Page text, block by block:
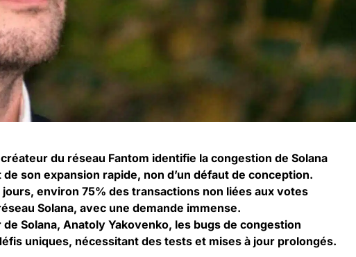
du réseau Fantom identifie la congestion de Solana
son expansion rapide, non d’un défaut de conception.
environ 75% des transactions non liées aux votes
Solana, avec une demande immense.
Solana, Anatoly Yakovenko, les bugs de congestion
uniques, nécessitant des tests et mises à jour prolongés.